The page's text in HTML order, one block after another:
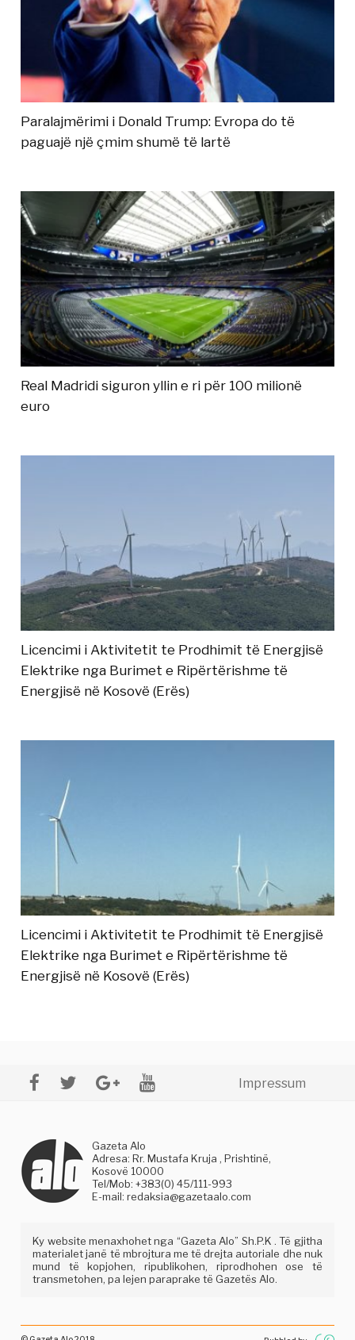
Paralajmërimi i Donald Trump: Evropa do të
paguajë një çmim shumë të lartë
Real Madridi siguron yllin e ri për 100 milionë
euro
Licencimi i Aktivitetit te Prodhimit të Energjisë
Elektrike nga Burimet e Ripërtërishme të
Energjisë në Kosovë (Erës)
Licencimi i Aktivitetit te Prodhimit të Energjisë
Elektrike nga Burimet e Ripërtërishme të
Energjisë në Kosovë (Erës)
Impressum
Gazeta Alo
Adresa: Rr. Mustafa Kruja , Prishtinë,
Kosovë 10000
Tel/Mob: +383(0) 45/111-993
E-mail:redaksia@gazetaalo.com
Ky website menaxhohet nga “Gazeta Alo” Sh.P.K . Të gjitha
materialet janë të mbrojtura me të drejta autoriale dhe nuk
mund të kopjohen, ripublikohen, riprodhohen ose të
transmetohen, pa lejen paraprake të Gazetës Alo.